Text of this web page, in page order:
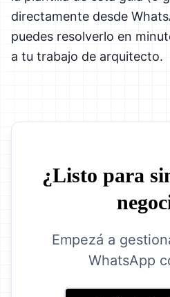
directamente desde
puedes resolverlo en
a tu trabajo de arquitecto.
¿Listo para
Empezá a
WhatsApp